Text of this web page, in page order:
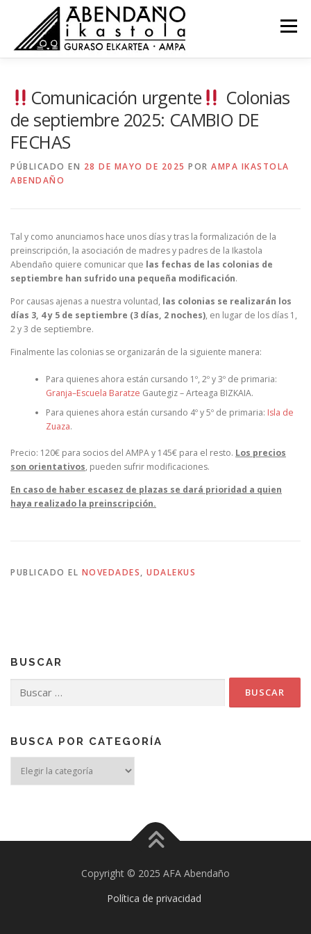
contenido
Menú
ACTAS
Comunicación urgente
Colonias
de septiembre 2025: CAMBIO DE
FECHAS
PÚBLICADO EN 28 DE MAYO DE 2025 POR AMPA IKASTOLA
ABENDAÑO
Tal y como anunciamos hace unos días y tras la formalización de la
preinscripción, la asociación de madres y padres de la Ikastola
Abendaño quiere comunicar que las fechas de las colonias de
septiembre han sufrido una pequeña modificación.
Por causas ajenas a nuestra voluntad, las colonias se realizarán los
días 3, 4 y 5 de septiembre (3 días, 2 noches), en lugar de los días 1,
2 y 3 de septiembre.
Finalmente las colonias se organizarán de la siguiente manera:
Para quienes ahora están cursando 1º, 2º y 3º de primaria:
Granja–Escuela Baratze Gautegiz – Arteaga BIZKAIA.
Para quienes ahora están cursando 4º y 5º de primaria: Isla de
Zuaza.
Precio: 120€ para socios del AMPA y 145€ para el resto. Los precios
son orientativos, pueden sufrir modificaciones.
En caso de haber escasez de plazas se dará prioridad a quien
haya realizado la preinscripción.
PUBLICADO EL NOVEDADES, UDALEKUS
BUSCAR
BUSCA POR CATEGORÍA
por
Copyright © 2025 AFA Abendaño
Política de privacidad